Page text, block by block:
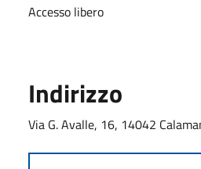
Accesso libero
Indirizzo
Via G. Avalle, 16, 14042